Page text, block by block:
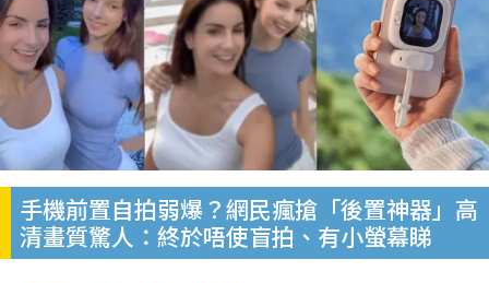
手機前置自拍弱爆？網民瘋搶「後置神器」高
清畫質驚人：終於唔使盲拍、有小螢幕睇